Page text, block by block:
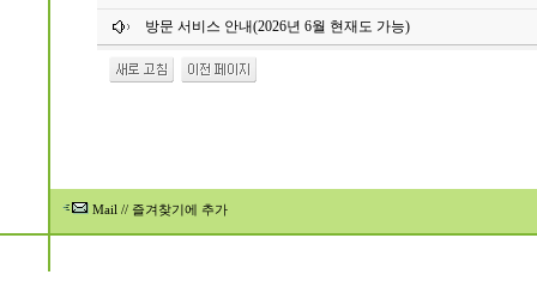
방문 서비스 안내(2026년 6월 현재도 가능)
Mail // 즐겨찾기에 추가